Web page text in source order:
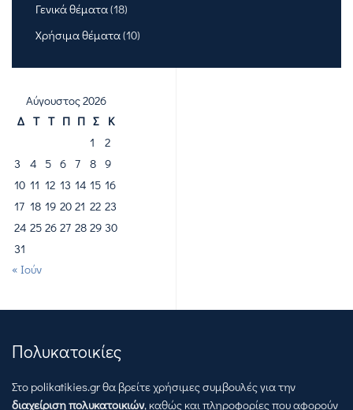
Γενικά θέματα(18)
Χρήσιμα θέματα(10)
Αύγουστος 2026
Δ Τ Τ Π Π Σ
Κ
1
2
3
4 5 6 7 8 9
10 11 12 13 14 15 16
17 18 19 20 21 22 23
24 25 26 27 28 29 30
31
« Ιούν
Πολυκατοικίες
Στο polikatikies.gr θα βρείτε χρήσιμες συμβουλές για την
διαχείριση πολυκατοικιών, καθώς και πληροφορίες που αφορούν